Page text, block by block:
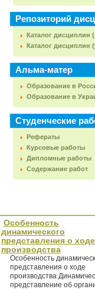
Репозиторий
Каталог дисциплин
Каталог дисциплин
Альма-матер
Образование в
Образование в
Студенческие
Рефераты
Курсовые работы
Дипломные работы
Содержание работ
Особенность
динамического
представления о ходе
производства
Особенность
представления о ходе
производства
представление об